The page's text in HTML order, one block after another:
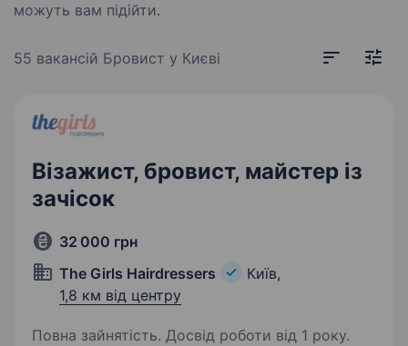
можуть вам підійти.
55 вакансій Бровист у Києві
Візажист, бровист, майстер із
зачісок
32 000 грн
The Girls Hairdressers
Київ,
1,8 км від центру
Повна зайнятість. Досвід роботи від 1 року.